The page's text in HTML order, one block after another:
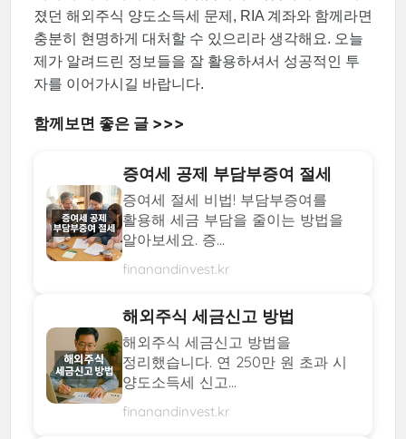
졌던 해외주식 양도소득세 문제, RIA 계좌와 함께라면
충분히 현명하게 대처할 수 있으리라 생각해요. 오늘
제가 알려드린 정보들을 잘 활용하셔서 성공적인 투
자를 이어가시길 바랍니다.
함께보면 좋은 글 >>>
증여세 공제 부담부증여 절세
증여세 절세 비법! 부담부증여를
활용해 세금 부담을 줄이는 방법을
알아보세요. 증...
finanandinvest.kr
해외주식 세금신고 방법
해외주식 세금신고 방법을
정리했습니다. 연 250만 원 초과 시
양도소득세 신고...
finanandinvest.kr